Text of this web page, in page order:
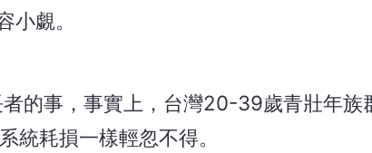
覷。
的事，事實上，台灣20-39歲青壯年族
統耗損一樣輕忽不得。